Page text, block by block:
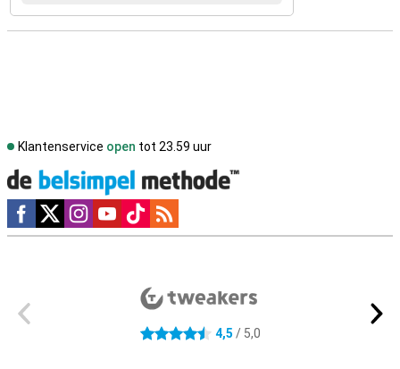
Klantenservice open tot 23.59 uur
Social media
4.5 sterren 4,5 / 5,0